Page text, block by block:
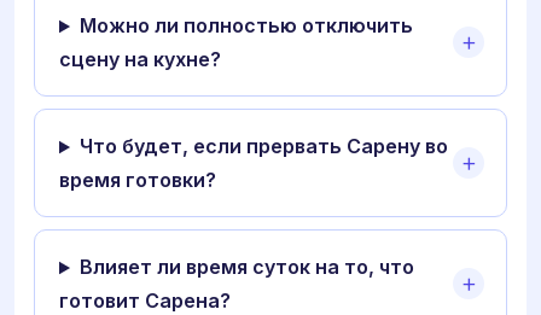
Можно ли полностью отключить
сцену на кухне?
Что будет, если прервать Сарену во
время готовки?
Влияет ли время суток на то, что
готовит Сарена?